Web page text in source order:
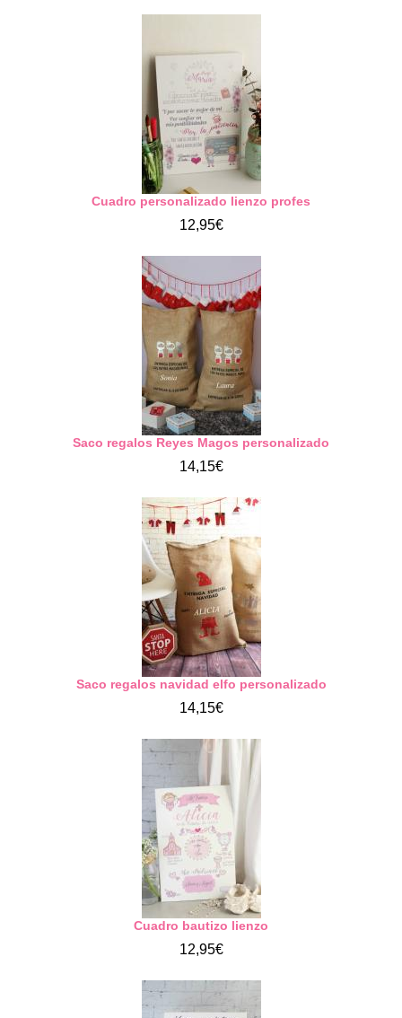
Cuadro personalizado lienzo profes
12,95€
Saco regalos Reyes Magos personalizado
14,15€
Saco regalos navidad elfo personalizado
14,15€
Cuadro bautizo lienzo
12,95€